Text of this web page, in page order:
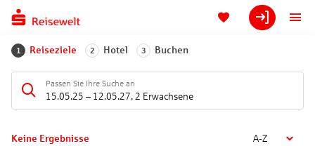
1 Reiseziele 2 Hotel 3 Buchen
Passen Sie Ihre Suche an
15.05.25 – 12.05.27, 2 Erwachsene
Keine Ergebnisse A-Z